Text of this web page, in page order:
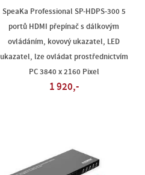
SpeaKa Professional SP-HDPS-300 5
portů HDMI přepínač s dálkovým
ovládáním, kovový ukazatel, LED
ukazatel, lze ovládat prostřednictvím
PC 3840 x 2160 Pixel
1 920,-